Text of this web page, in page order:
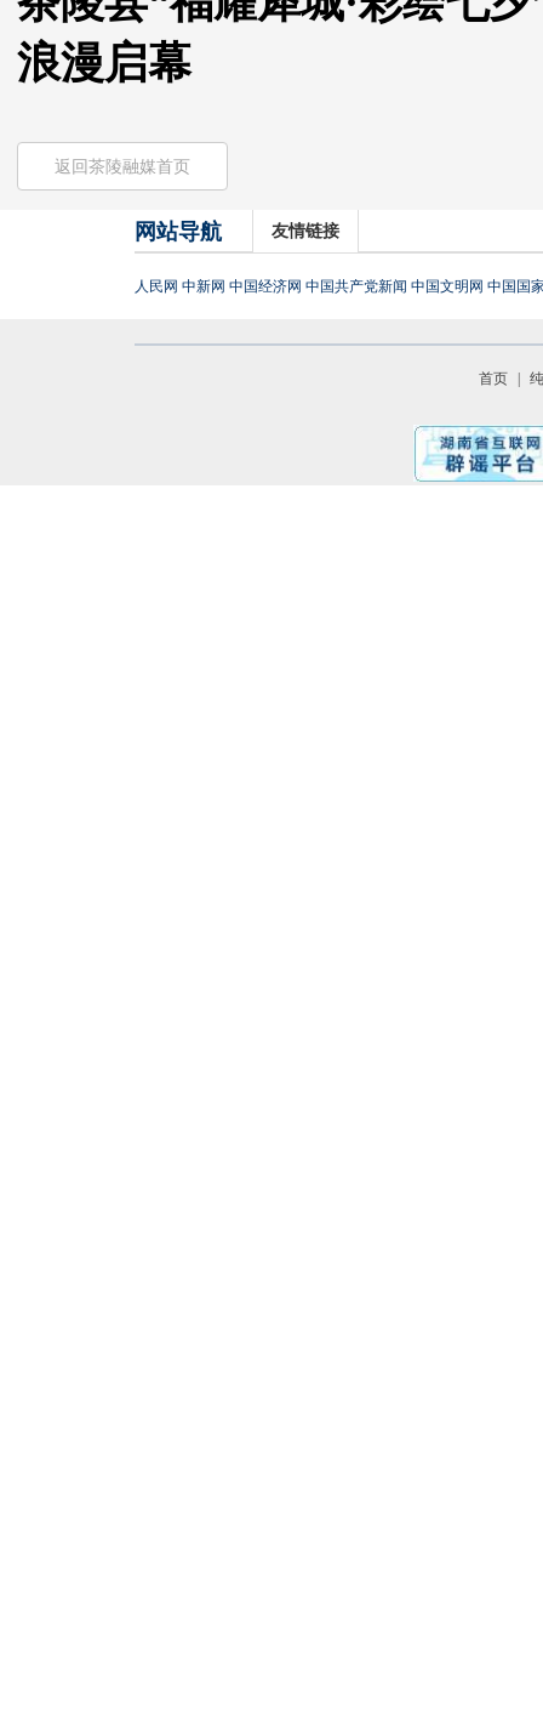
浪漫启幕
返回茶陵融媒首页
网站导航 友情链接
人民网 中新网 中国经济网 中国共产党新闻 中国文明网 中国国
首页